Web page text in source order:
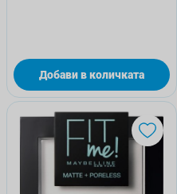
Добави в количката